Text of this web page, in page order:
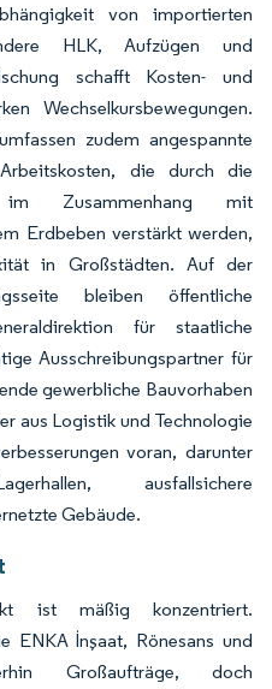
von importierten
HLK, Aufzügen und
schafft Kosten- und
Wechselkursbewegungen.
zudem angespannte
die durch die
im Zusammenhang mit
Erdbeben verstärkt werden,
in Großstädten. Auf der
bleiben öffentliche
für staatliche
Ausschreibungspartner für
gewerbliche Bauvorhaben
aus Logistik und Technologie
voran, darunter
ausfallsichere
Gebäude.
ist mäßig konzentriert.
ENKA İnşaat, Rönesans und
Großaufträge, doch